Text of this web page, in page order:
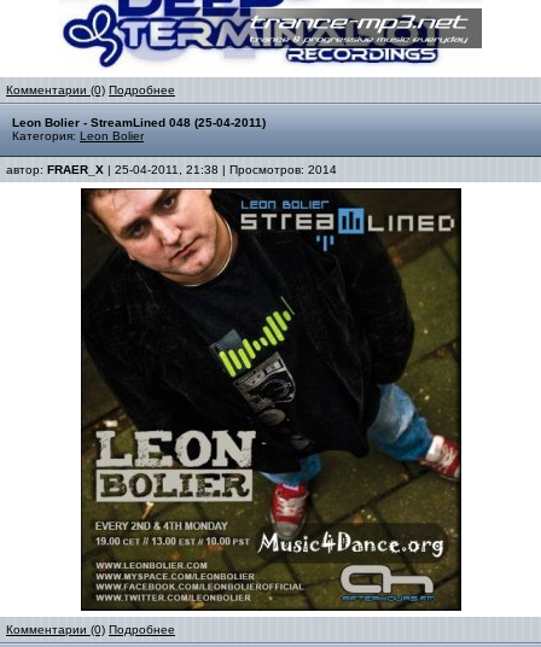
Комментарии (0) Подробнее
Leon Bolier - StreamLined 048 (25-04-2011)
Категория: Leon Bolier
автор: FRAER_X | 25-04-2011, 21:38 | Просмотров: 2014
Комментарии (0) Подробнее